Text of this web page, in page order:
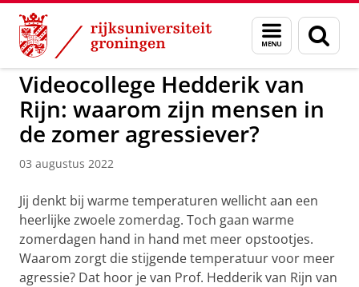
Skip
Content
Skip
Navigation
Menu
en
zoeken
GMW
Videocollege Hedderik van
Rijn: waarom zijn mensen in
de zomer agressiever?
03 augustus 2022
Jij denkt bij warme temperaturen wellicht aan een
heerlijke zwoele zomerdag. Toch gaan warme
zomerdagen hand in hand met meer opstootjes.
Waarom zorgt die stijgende temperatuur voor meer
agressie? Dat hoor je van Prof. Hedderik van Rijn van